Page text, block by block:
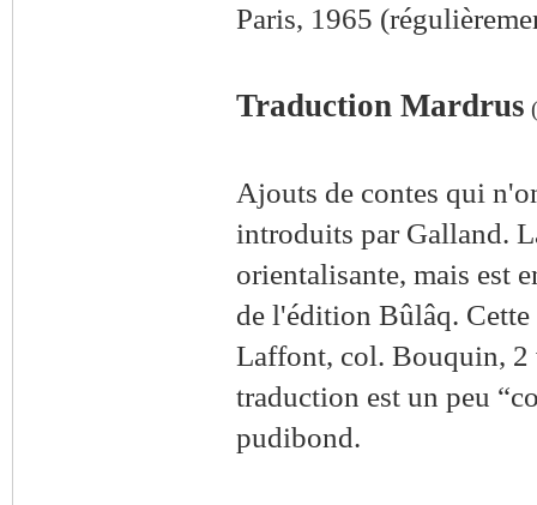
Paris, 1965
Traduction Mardrus
Ajouts de contes qui
introduits par Galland.
orientalisante, mais est
de l'édition Bûlâq.
Laffont, col. Bouquin, 2
traduction est un peu
pudibond.